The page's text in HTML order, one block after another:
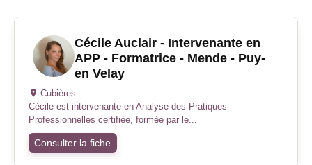
Cécile Auclair - Intervenante en
APP - Formatrice - Mende - Puy-
en Velay
Cubières
Cécile est intervenante en Analyse des Pratiques
Professionnelles certifiée, formée par le...
Consulter la fiche